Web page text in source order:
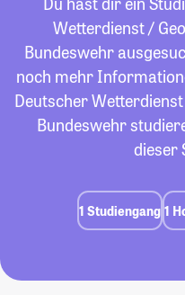
Wetterdienst /
Bundeswehr
noch mehr
Deutscher
Bundeswehr
dieser
1 Studiengang 1